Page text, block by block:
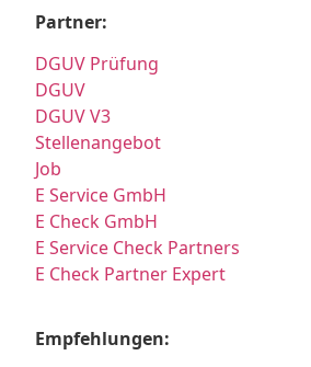
Partner:
DGUV Prüfung
DGUV
DGUV V3
Stellenangebot
Job
E Service GmbH
E Check GmbH
E Service Check Partners
E Check Partner Expert
Empfehlungen: